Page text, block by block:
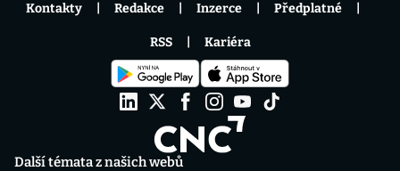
Další témata z našich webů
Kontakty Redakce Inzerce Předplatné
RSS Kariéra